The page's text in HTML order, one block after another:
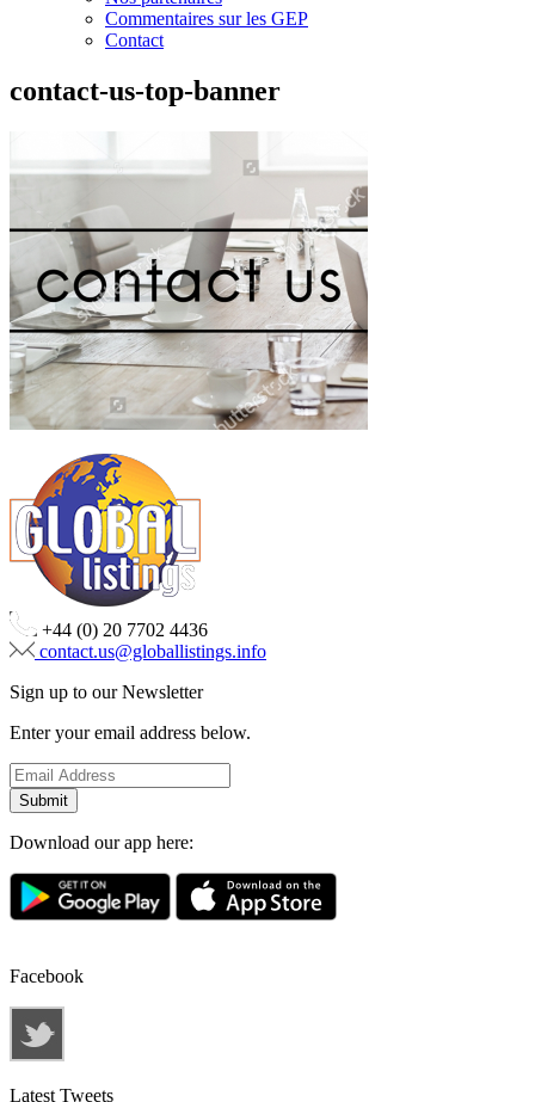
Commentaires sur les GEP
Contact
contact-us-top-banner
+44 (0) 20 7702 4436
contact.us@globallistings.info
Sign up to our Newsletter
Enter your email address below.
Download our app here:
Facebook
Latest Tweets